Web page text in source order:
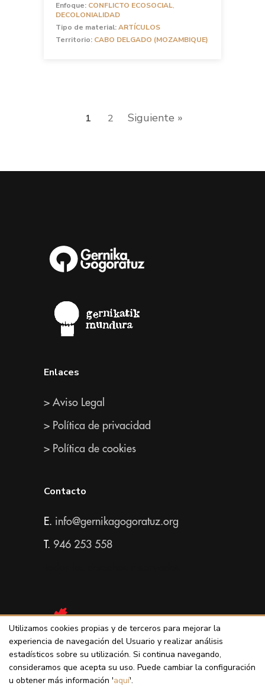
Enfoque: CONFLICTO ECOSOCIAL,
DECOLONIALIDAD
Tipo de material:ARTÍCULOS
Territorio: CABO DELGADO (MOZAMBIQUE)
1 2 Siguiente »
Enlaces
> Aviso Legal
> Política de privacidad
> Política de cookies
Contacto
E. info@gernikagogoratuz.org
T. 946 253 558
Utilizamos cookies propias y de terceros para mejorar la
experiencia de navegación del Usuario y realizar análisis
estadísticos sobre su utilización. Si continua navegando,
consideramos que acepta su uso. Puede cambiar la configuración
u obtener más información 'aquí'.